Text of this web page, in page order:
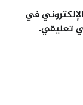
في
تعليقي.